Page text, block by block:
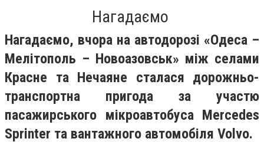
Нагадаємо
Нагадаємо, вчора на автодорозі «Одеса –
Мелітополь – Новоазовськ» між селами
Красне та Нечаяне сталася дорожньо-
транспортна пригода за участю
пасажирського мікроавтобуса Mercedes
Sprinter та вантажного автомобіля Volvo.